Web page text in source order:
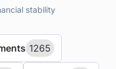
stability
1265
1265